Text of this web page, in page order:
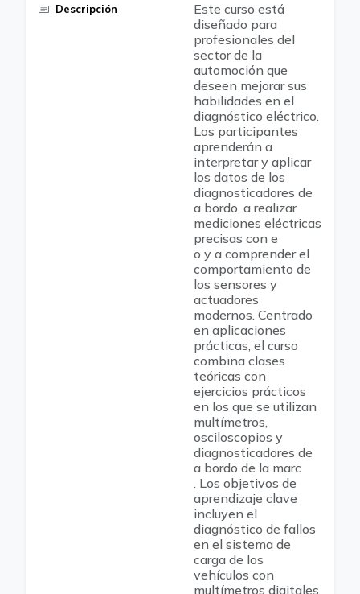
Descripción
Este curso está
diseñado para
profesionales del
sector de la
automoción que
deseen mejorar sus
habilidades en el
diagnóstico eléctrico.
Los participantes
aprenderán a
interpretar y aplicar
los datos de los
diagnosticadores de
a bordo, a realizar
mediciones eléctricas
precisas con e
o y a comprender el
comportamiento de
los sensores y
actuadores
modernos. Centrado
en aplicaciones
prácticas, el curso
combina clases
teóricas con
ejercicios prácticos
en los que se utilizan
multímetros,
osciloscopios y
diagnosticadores de
a bordo de la marc
. Los objetivos de
aprendizaje clave
incluyen el
diagnóstico de fallos
en el sistema de
carga de los
vehículos con
multímetros digitales